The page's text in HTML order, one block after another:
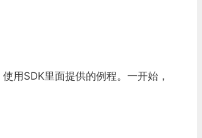
用SDK里面提供的例程。一开始，